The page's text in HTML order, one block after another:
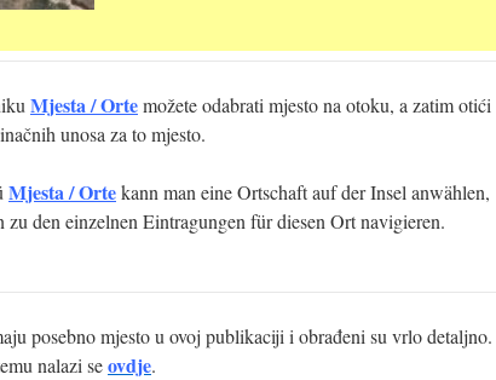
Mjesta / Ortemožete odabrati mjesto na otoku, a zatim otići
unosa za to mjesto.
Mjesta / Ortekann man eine Ortschaft auf der Insel anwählen,
zu den einzelnen Eintragungen für diesen Ort navigieren.
posebno mjesto u ovoj publikaciji i obrađeni su vrlo detaljno.
nalazi seovdje.